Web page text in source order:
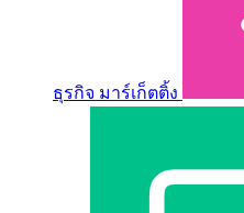
ธุรกิจ มาร์เก็ตติ้ง